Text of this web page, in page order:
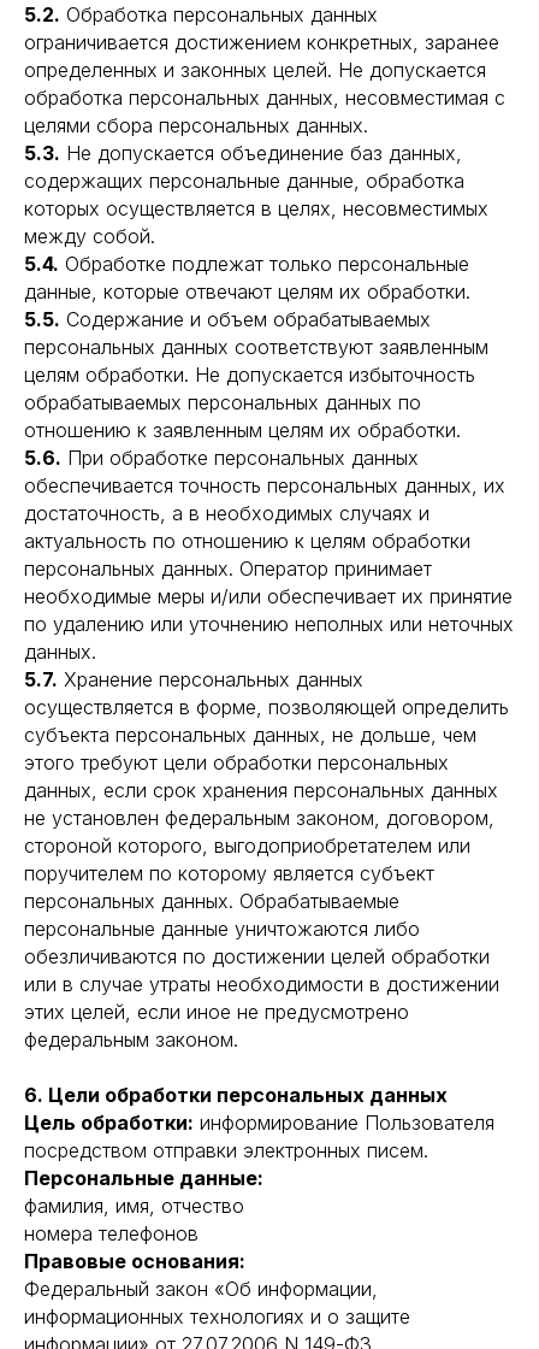
5.2. Обработка персональных данных
ограничивается достижением конкретных, заранее
определенных и законных целей. Не допускается
обработка персональных данных, несовместимая с
целями сбора персональных данных.
5.3. Не допускается объединение баз данных,
содержащих персональные данные, обработка
которых осуществляется в целях, несовместимых
между собой.
5.4. Обработке подлежат только персональные
данные, которые отвечают целям их обработки.
5.5. Содержание и объем обрабатываемых
персональных данных соответствуют заявленным
целям обработки. Не допускается избыточность
обрабатываемых персональных данных по
отношению к заявленным целям их обработки.
5.6. При обработке персональных данных
обеспечивается точность персональных данных, их
достаточность, а в необходимых случаях и
актуальность по отношению к целям обработки
персональных данных. Оператор принимает
необходимые меры и/или обеспечивает их принятие
по удалению или уточнению неполных или неточных
данных.
5.7. Хранение персональных данных
осуществляется в форме, позволяющей определить
субъекта персональных данных, не дольше, чем
этого требуют цели обработки персональных
данных, если срок хранения персональных данных
не установлен федеральным законом, договором,
стороной которого, выгодоприобретателем или
поручителем по которому является субъект
персональных данных. Обрабатываемые
персональные данные уничтожаются либо
обезличиваются по достижении целей обработки
или в случае утраты необходимости в достижении
этих целей, если иное не предусмотрено
федеральным законом.
6. Цели обработки персональных данных
Цель обработки: информирование Пользователя
посредством отправки электронных писем.
Персональные данные:
фамилия, имя, отчество
номера телефонов
Правовые основания:
Федеральный закон «Об информации,
информационных технологиях и о защите
информации» от 27.07.2006 N 149-ФЗ